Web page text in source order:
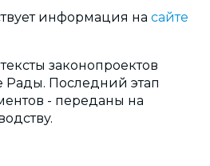
информация на сайте
законопроектов
Рады. Последний этап
- переданы на